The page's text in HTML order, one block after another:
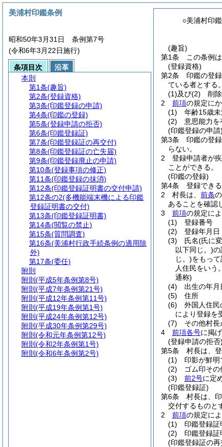
○美浦村印
(趣旨)
第1条
この条例
(登録資格)
第2条
印鑑の登
ている者とする。
(1)及び(2)
削除
2
前項の規定にか
(1)
年齢15歳
(2)
意思能力を
(印鑑登録の申請)
第3条
印鑑の登
らない。
2
登録申請者が
ことができる。
(印鑑の登録)
第4条
登録でき
2
村長は、 前条
あることを確認
3
前項の規定に
(1)
登録番号
(2)
登録年月日
(3)
氏名(氏に
以下同じ。)の
じ。)をもっ
人住民をいう
通称)
(4)
出生の年月
(5)
住所
(6)
外国人住民
により登録を
(7)
その他村
4
前項各号に掲
(登録申請の拒否)
第5条
村長は、
(1)
印影が鮮
(2)
ゴム印そ
(3)
前2号に定
(印鑑登録証)
第6条
村長は、
交付するものと
2
前項の規定に
(1)
印鑑登録証
(2)
印鑑登録
(印鑑登録証の再
美浦村印鑑条例
昭和50年3月31日 条例第7号
(令和6年3月22日施行)
条項目次
沿革
本則
第1条(趣旨)
第2条(登録資格)
第3条(印鑑登録の申請)
第4条(印鑑の登録)
第5条(登録申請の拒否)
第6条(印鑑登録証)
第7条(印鑑登録証の再交付)
第8条(印鑑登録証の亡失届)
第9条(印鑑登録廃止の申請)
第10条(登録事項の修正)
第11条(印鑑登録の抹消)
第12条(印鑑登録証明書の交付申請)
第12条の2(多機能端末機による印鑑
登録証明書の交付)
第13条(印鑑登録証明書)
第14条(閲覧の禁止)
第15条(質問調査)
第16条(美浦村行政手続条例の適用除
外)
第17条(委任)
附則
附則 (平成5年条例第8号)
附則 (平成7年条例第21号)
附則 (平成12年条例第11号)
附則 (平成19年条例第1号)
附則 (平成24年条例第12号)
附則 (平成30年条例第29号)
附則 (令和元年条例第12号)
附則 (令和2年条例第1号)
附則 (令和6年条例第2号)